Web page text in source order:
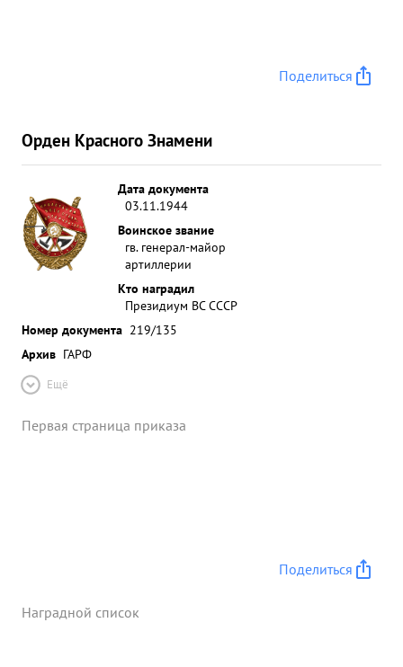
Поделиться
Орден Красного Знамени
Дата документа
03.11.1944
Воинское звание
гв. генерал-майор
артиллерии
Кто наградил
Президиум ВС СССР
Номер документа 219/135
Архив ГАРФ
Ещё
Первая страница приказа
Поделиться
Наградной список